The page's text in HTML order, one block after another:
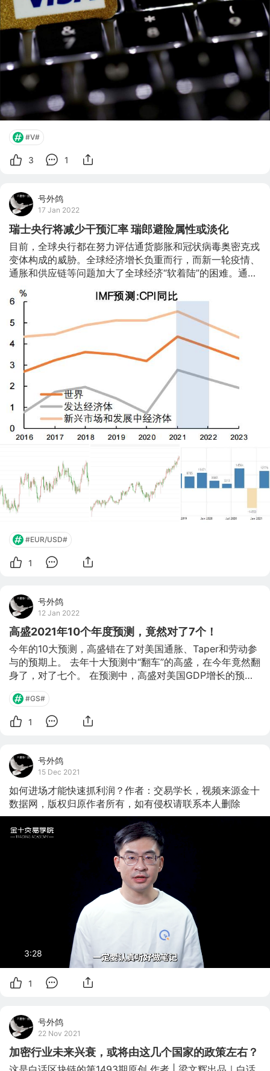
额外征收0.5%的附加费。 IT公司CI&T 金融服务策略师
David Ritter表示，亚马逊态度转变不足为奇，亚马逊作为
零售巨头，具有一定的影响力，但它不可能不接受 Visa
卡，料
#V#
3 1
号外鸽
17 Jan 2022
瑞士央行将减少干预汇率 瑞郎避险属性或淡化
目前，全球央行都在努力评估通货膨胀和冠状病毒奥密克戎
变体构成的威胁。全球经济增长负重而行，而新一轮疫情、
通胀和供应链等问题加大了全球经济“软着陆”的困难。通胀
平。 2021年，主要发达经济体释放出金融环境趋紧的重要
信号，相当一部分新兴市场央行已经“抢跑”加息。英国、加
拿大等国央行比美联储更偏“鹰派”，欧洲央行和瑞士央行则
更显“鸽派”。 资料来源：IMF(2021.10)， 平安证券 2021年
12月，瑞士央行公布最新的利率决议，坚持其扩张性货币政
策。瑞士央行宣布将货币政策利率维持在-0.75%，并表
示，央行正确保价格稳定并支持瑞经济从新冠疫情
#EUR/USD#
1
号外鸽
12 Jan 2022
高盛2021年10个年度预测，竟然对了7个！
今年的10大预测，高盛错在了对美国通胀、Taper和劳动参
与的预期上。 去年十大预测中“翻车”的高盛，在今年竟然翻
身了，对了七个。 在预测中，高盛对美国GDP增长的预期
高于市场普遍预期，而对失业率的预测低于市场普遍预期，
目前这两个预测在方向上都是正确的。 另外，高盛还预
计，2022年将是温和的一年，增长和通胀在年底前都将大
幅下降。但通胀可能会在一段时间内保持高位，高到足以让
论是否缩表。 1. 第三波新冠肺炎疫情会导致美国GDP在第
一季度再次下降吗? 年初的回答：不会。 结论：正确。 今
年一开始，美国每天的确诊病例和死亡人数都达到了新的高
峰，
#GS#
1
号外鸽
15 Dec 2021
如何进场才能快速抓利润？作者：交易学长，视频来源金十
数据网，版权归原作者所有，如有侵权请联系本人删除
3:26
1
号外鸽
22 Nov 2021
加密行业未来兴衰，或将由这几个国家的政策左右？